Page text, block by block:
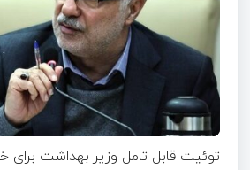
توئیت قابل تامل وزیر بهداشت برای